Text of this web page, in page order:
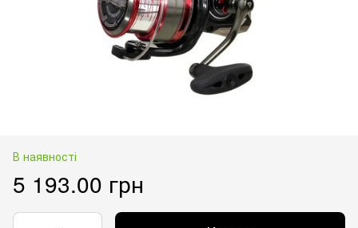
В наявності
5 193.00 грн